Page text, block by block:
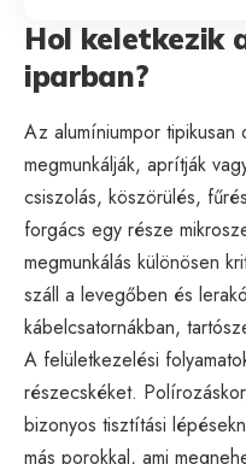
Hol keletkezik
iparban?
Az alumíniumpor
megmunkálják, aprítják
csiszolás, köszörülés,
forgács egy része
megmunkálás különösen
száll a levegőben és
kábelcsatornákban,
A felületkezelési
részecskéket.
bizonyos tisztítási
más porokkal, ami